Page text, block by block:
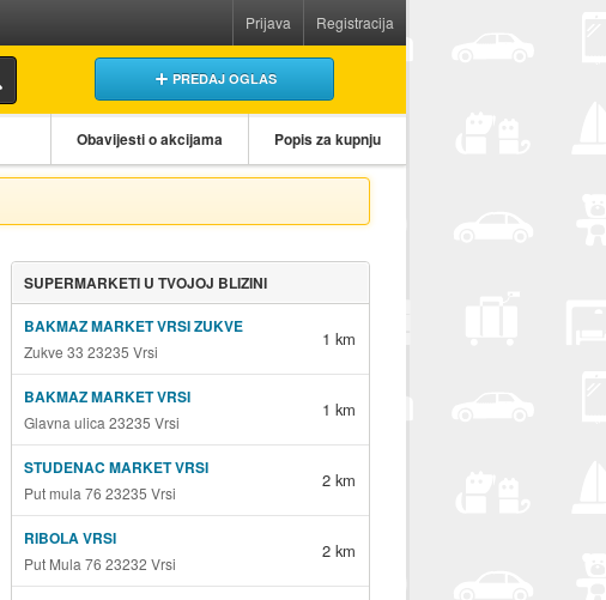
Prijava Registracija
PREDAJ OGLAS
Obavijesti o akcijama Popis za kupnju
SUPERMARKETI U TVOJOJ BLIZINI
BAKMAZ MARKET VRSI ZUKVE
Zukve 33 23235 Vrsi
1 km
BAKMAZ MARKET VRSI
Glavna ulica 23235 Vrsi
1 km
STUDENAC MARKET VRSI
Put mula 76 23235 Vrsi
2 km
RIBOLA VRSI
Put Mula 76 23232 Vrsi
2 km